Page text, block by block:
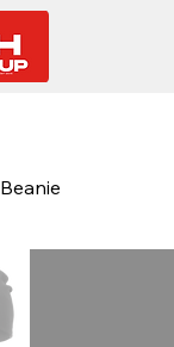
Beanie